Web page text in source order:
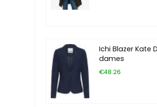
Ichi Blazer Kate
dames
€48.26